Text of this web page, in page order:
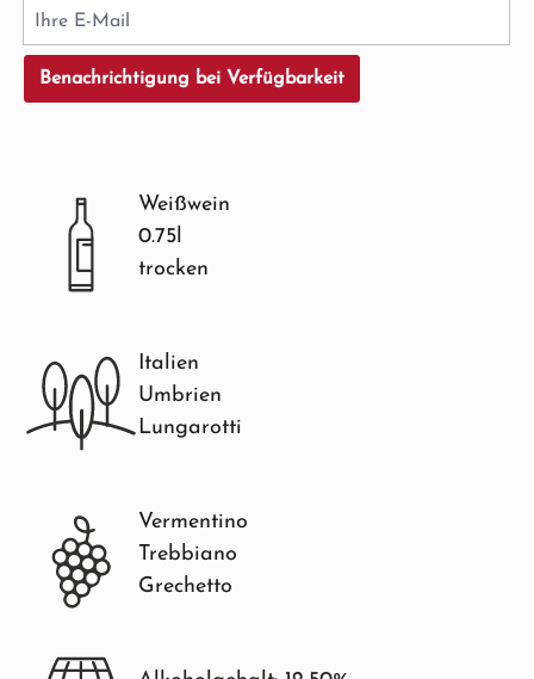
Ihre E-Mail
Benachrichtigung bei Verfügbarkeit
Weißwein
0.75l
trocken
Italien
Umbrien
Lungarotti
Vermentino
Trebbiano
Grechetto